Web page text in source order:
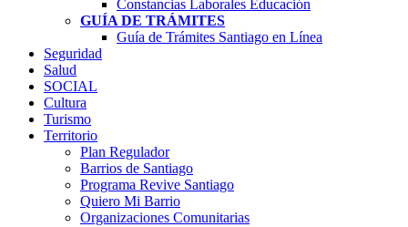
Constancias Laborales Educación
GUÍA DE TRÁMITES
Guía de Trámites Santiago en Línea
Seguridad
Salud
SOCIAL
Cultura
Turismo
Territorio
Plan Regulador
Barrios de Santiago
Programa Revive Santiago
Quiero Mi Barrio
Organizaciones Comunitarias